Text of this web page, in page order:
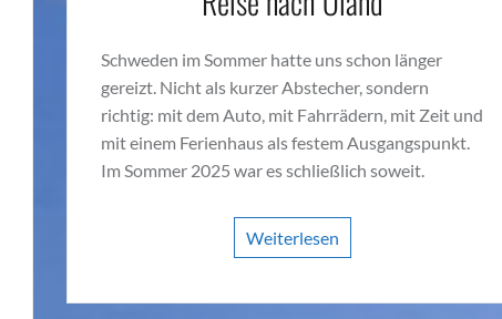
Schweden im Sommer hatte uns schon länger
gereizt. Nicht als kurzer Abstecher, sondern
richtig: mit dem Auto, mit Fahrrädern, mit Zeit und
mit einem Ferienhaus als festem Ausgangspunkt.
Im Sommer 2025 war es schließlich soweit.
Weiterlesen